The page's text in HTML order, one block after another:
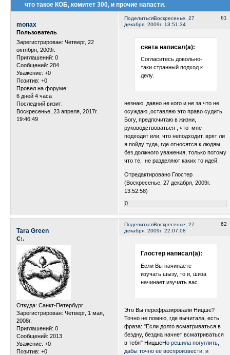
что такое КОБ, комитет 300, и прочие напасти.
Поделиться 61
Воскресенье, 27
декабря, 2009г. 13:51:34
monax
Пользователь
Зарегистрирован: Четверг, 22
октября, 2009г.
Приглашений: 0
Сообщений: 284
Уважение: +0
Позитив: +0
Провел на форуме:
6 дней 4 часа
Последний визит:
Воскресенье, 23 апреля, 2017г.
19:46:49
света написал(а):
Согласитесь довольно-
таки странный подход к
делу.
незнаю, давно не кого и не за что не
осуждаю ,оставляю это право судить
Богу, предпочитаю в жизни,
руководствоваться , что мне
подходит или, что неподходит, врят ли
я пойду туда, где относятся к людям,
без должного уважения, только потому
что те, не разделяют каких то идей.
Отредактировано Глостер
(Воскресенье, 27 декабря, 2009г.
13:52:58)
0
Поделиться 62
Воскресенье, 27
декабря, 2009г. 22:07:08
Tara Green
С:.
Откуда: Санкт-Петербург
Зарегистрирован: Четверг, 1 мая,
2008г.
Приглашений: 0
Сообщений: 2013
Уважение: +0
Позитив: +0
Глостер написал(а):
Если Вы начинаете
изучать шызу, то и, шиза
начинает изучать вас.
Это Вы перефразировали Ницше?
Точно не помню, где вычитала, есть
фраза: "Если долго всматриваться в
бездну, бездна начнет всматриваться
в тебя" НицшеНо решила погуглить,
дабы точно ее воспроизвести, и